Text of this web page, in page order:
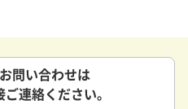
問い合わせは
連絡ください。